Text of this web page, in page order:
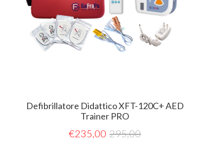
Defibrillatore Didattico XFT-120C+ AED
Trainer PRO
€235,00 295,00